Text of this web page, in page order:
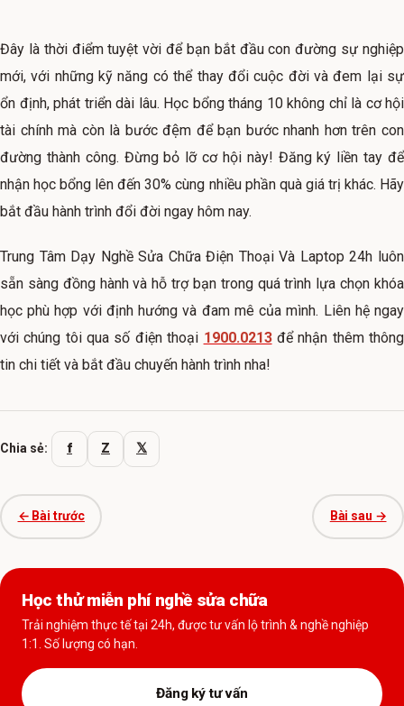
Đây là thời điểm tuyệt vời để bạn bắt đầu con đường sự nghiệp
mới, với những kỹ năng có thể thay đổi cuộc đời và đem lại sự
ổn định, phát triển dài lâu. Học bổng tháng 10 không chỉ là cơ hội
tài chính mà còn là bước đệm để bạn bước nhanh hơn trên con
đường thành công. Đừng bỏ lỡ cơ hội này! Đăng ký liền tay để
nhận học bổng lên đến 30% cùng nhiều phần quà giá trị khác. Hãy
bắt đầu hành trình đổi đời ngay hôm nay.
Trung Tâm Dạy Nghề Sửa Chữa Điện Thoại Và Laptop 24h luôn
sẵn sàng đồng hành và hỗ trợ bạn trong quá trình lựa chọn khóa
học phù hợp với định hướng và đam mê của mình. Liên hệ ngay
với chúng tôi qua số điện thoại 1900.0213để nhận thêm thông
tin chi tiết và bắt đầu chuyến hành trình nha!
Chia sẻ: f Z 𝕏
← Bài trước Bài sau →
Học thử miễn phí nghề sửa chữa
Trải nghiệm thực tế tại 24h, được tư vấn lộ trình & nghề nghiệp
1:1. Số lượng có hạn.
Đăng ký tư vấn